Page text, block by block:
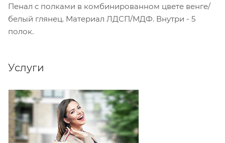
Пенал с полками в комбинированном цвете венге/
белый глянец. Материал ЛДСП/МДФ. Внутри - 5
полок.
Услуги